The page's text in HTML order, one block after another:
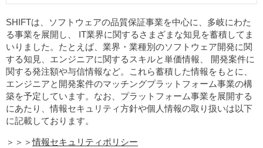
SHIFTは、ソフトウェアの品質保証事業を中心に、多岐にわた
る事業を展開し、 IT業界に関するさまざまな知見を蓄積してま
いりました。たとえば、業界・業種別のソフトウェア開発に関
する知見、エンジニアに関するスキルと単価情報、 開発案件に
関する発注額や与信情報など。これら蓄積した情報をもとに、
エンジニアと開発案件のマッチングプラットフォーム事業の構
築を予定しています。なお、プラットフォーム事業を展開する
にあたり、情報セキュリティ方針や個人情報の取り扱いは以下
に記載しております。
＞＞＞情報セキュリティポリシー